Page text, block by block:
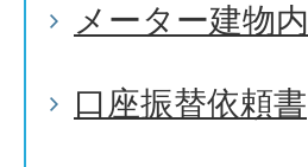
メーター建物
口座振替依頼書